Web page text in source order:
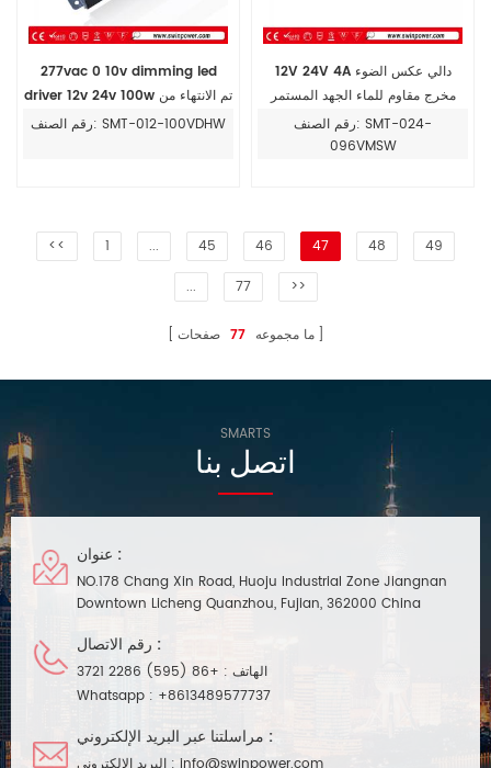
277vac 0 10v dimming led
driver 12v 24v 100w تم الانتهاء من
تشغيل led driver
رقم الصنف: SMT-012-100VDHW
12V 24V 4A دالي عكس الضوء
مخرج مقاوم للماء الجهد المستمر
LED سائق 96 واط
رقم الصنف: SMT-024-
096VMSW
<< 1 ... 45 46 47 48
49
...
77 >>
ما مجموعه 77 صفحات
SMARTS
اتصل بنا
عنوان :
NO.178 Chang Xin Road, Huoju Industrial Zone Jiangnan
Downtown Licheng Quanzhou, Fujian, 362000 China
رقم الاتصال :
الهاتف : +86 (595) 2286 3721
Whatsapp : +8613489577737
مراسلتنا عبر البريد الإلكتروني :